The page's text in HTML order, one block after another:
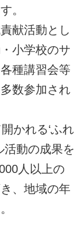
。
献活動とし
小学校のサ
種講習会等
数参加され
かれる‘ふれ
活動の成果を
人以上の
、地域の年